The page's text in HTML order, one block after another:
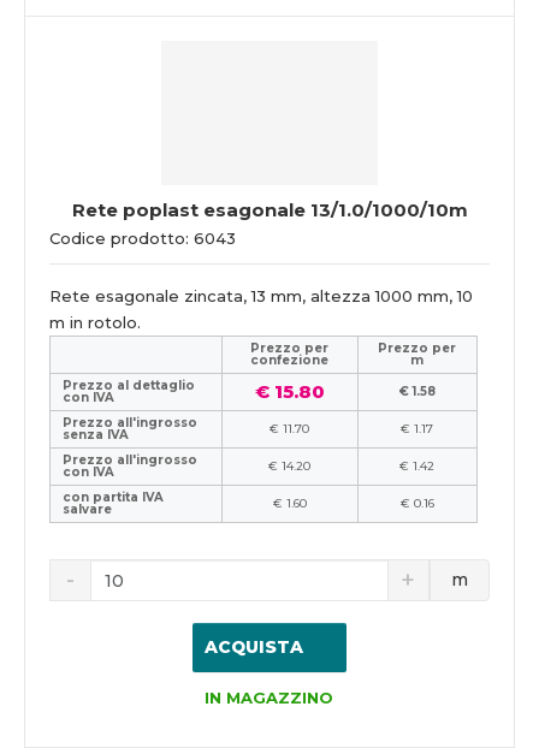
Rete poplast esagonale 13/1.0/1000/10m
Codice prodotto: 6043
Rete esagonale zincata, 13 mm, altezza 1000 mm, 10
m in rotolo.
Prezzo per
confezione
Prezzo per
m
Prezzo al dettaglio
con IVA € 15.80
€ 1.58
Prezzo all'ingrosso
senza IVA € 11.70
€ 1.17
Prezzo all'ingrosso
con IVA € 14.20
€ 1.42
con partita IVA
salvare € 1.60 € 0.16
m
ACQUISTA
IN MAGAZZINO